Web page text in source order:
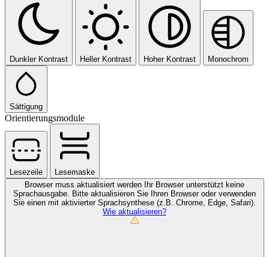
Dunkler Kontrast Heller Kontrast Hoher Kontrast Monochrom
Sättigung
Orientierungsmodule
Lesezeile
Lesemaske
Browser muss aktualisiert werden Ihr Browser unterstützt keine
Sprachausgabe. Bitte aktualisieren Sie Ihren Browser oder verwenden
Sie einen mit aktivierter Sprachsynthese (z.B. Chrome, Edge, Safari).
Wie aktualisieren?